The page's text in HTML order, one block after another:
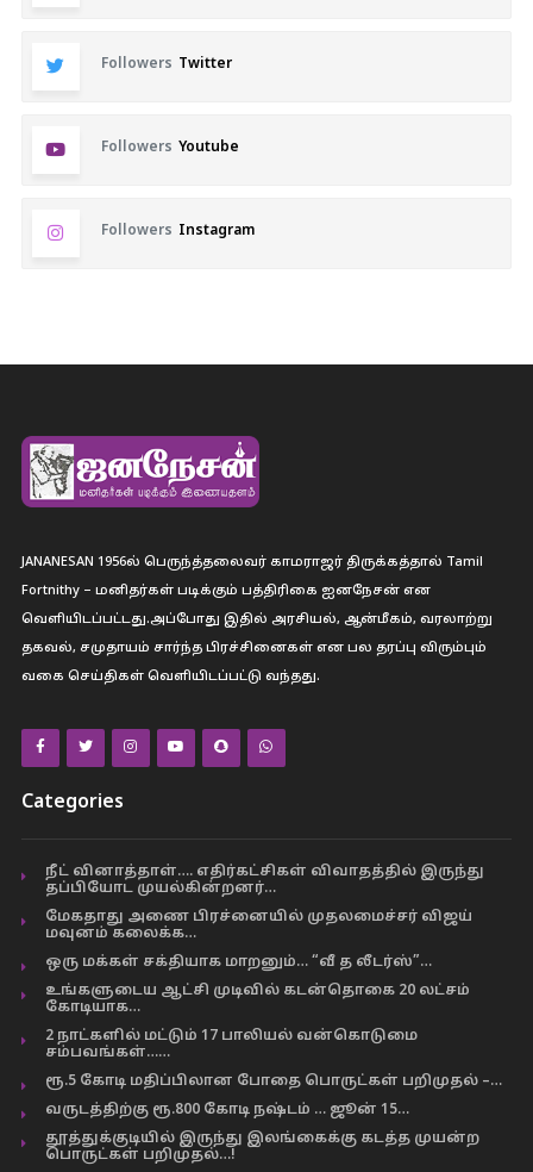
Followers Twitter
Followers Youtube
Followers Instagram
JANANESAN 1956ல் பெருந்த்தலைவர் காமராஜர் திருக்கத்தால் Tamil
Fortnithy – மனிதர்கள் படிக்கும் பத்திரிகை ஐனநேசன் என
வெளியிடப்பட்டது.அப்போது இதில் அரசியல், ஆன்மீகம், வரலாற்று
தகவல், சமுதாயம் சார்ந்த பிரச்சினைகள் என பல தரப்பு விரும்பும்
வகை செய்திகள் வெளியிடப்பட்டு வந்தது.
Categories
நீட் வினாத்தாள்…. எதிர்கட்சிகள் விவாதத்தில் இருந்து
தப்பியோட முயல்கின்றனர்…
மேகதாது அணை பிரச்னையில் முதலமைச்சர் விஜய்
மவுனம் கலைக்க…
ஒரு மக்கள் சக்தியாக மாறனும்… “வீ த லீடர்ஸ்”…
உங்களுடைய ஆட்சி முடிவில் கடன்தொகை 20 லட்சம்
கோடியாக…
2 நாட்களில் மட்டும் 17 பாலியல் வன்கொடுமை
சம்பவங்கள்……
ரூ.5 கோடி மதிப்பிலான போதை பொருட்கள் பறிமுதல் –…
வருடத்திற்கு ரூ.800 கோடி நஷ்டம் … ஜூன் 15…
தூத்துக்குடியில் இருந்து இலங்கைக்கு கடத்த முயன்ற
பொருட்கள் பறிமுதல்…!